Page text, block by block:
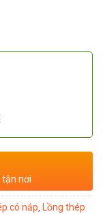
tận nơi
có nắp, Lồng thép